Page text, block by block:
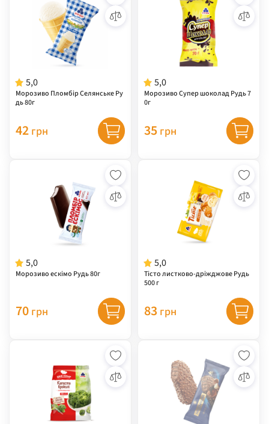
5,0
Морозиво Пломбір Селянське Ру
дь 80г
42 грн
5,0
Морозиво Супер шоколад Рудь 7
0г
35 грн
5,0
Морозиво ескімо Рудь 80г
70 грн
5,0
Тісто листково-дріжджове Рудь
500 г
83 грн